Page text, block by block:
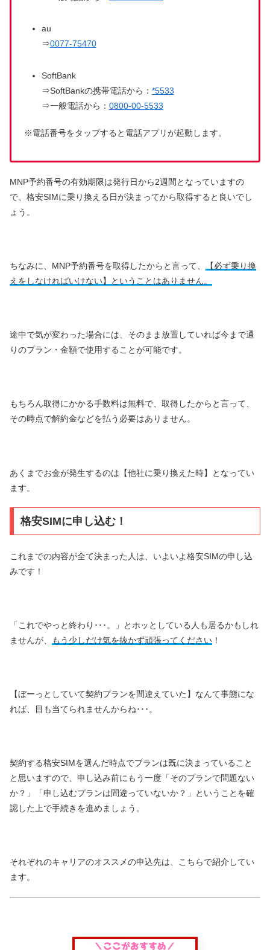
au
⇒0077-75470
SoftBank
⇒SoftBankの携帯電話から： *5533
⇒一般電話から： 0800-00-5533
※電話番号をタップすると電話アプリが起動します。
MNP予約番号の有効期限は発行日から2週間となっていますの
で、格安SIMに乗り換える日が決まってから取得すると良いでし
ょう。
ちなみに、MNP予約番号を取得したからと言って、
【必ず乗り換
えをしなければいけない】ということはありません。
途中で気が変わった場合には、そのまま放置していれば今まで通
りのプラン・金額で使用することが可能です。
もちろん取得にかかる手数料は無料で、取得したからと言って、
その時点で解約金などを払う必要はありません。
あくまでお金が発生するのは【他社に乗り換えた時】となってい
ます。
格安SIMに申し込む！
これまでの内容が全て決まった人は、いよいよ格安SIMの申し込
みです！
「これでやっと終わり･･･。」とホッとしている人も居るかもしれ
ませんが、
もう少しだけ気を抜かず頑張ってください ！
【ぼーっとしていて契約プランを間違えていた】なんて事態にな
れば、目も当てられませんからね･･･。
契約する格安SIMを選んだ時点でプランは既に決まっていること
と思いますので、申し込み前にもう一度「そのプランで問題ない
か？」「申し込むプランは間違っていないか？」ということを確
認した上で手続きを進めましょう。
それぞれのキャリアのオススメの申込先は、こちらで紹介してい
ます。